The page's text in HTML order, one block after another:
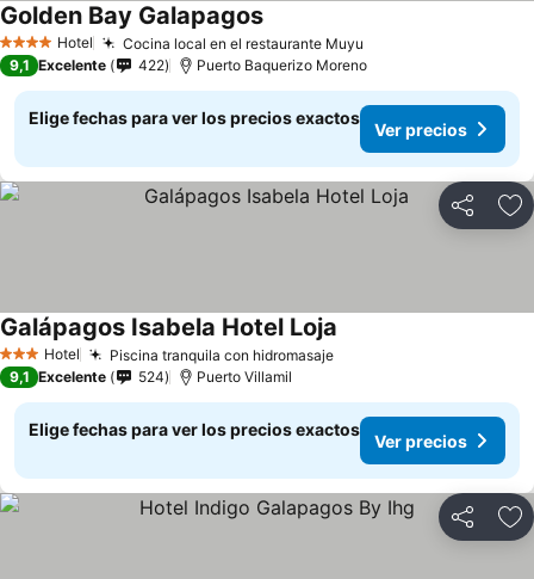
4 EstrellasHotel Cocina local en el restaurante Muyu
Golden Bay GalapagosVer precios
9,1 Excelente 422 Puerto Baquerizo Moreno
Elige fechas para ver los precios exactos
Ver precios
Compartir
3 Estrellas
Hotel Piscina tranquila con hidromasajeVer precios
Galápagos Isabela Hotel Loja
9,1 Excelente 524 Puerto Villamil
Elige fechas para ver los precios exactos
Ver precios
Compartir